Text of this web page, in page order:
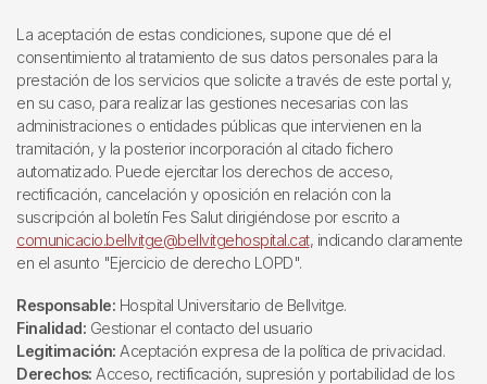
La aceptación de estas condiciones, supone que dé el
consentimiento al tratamiento de sus datos personales para la
prestación de los servicios que solicite a través de este portal y,
en su caso, para realizar las gestiones necesarias con las
administraciones o entidades públicas que intervienen en la
tramitación, y la posterior incorporación al citado fichero
automatizado. Puede ejercitar los derechos de acceso,
rectificación, cancelación y oposición en relación con la
suscripción al boletín Fes Salut dirigiéndose por escrito a
comunicacio.bellvitge@bellvitgehospital.cat, indicando claramente
en el asunto "Ejercicio de derecho LOPD".
Responsable: Hospital Universitario de Bellvitge.
Finalidad: Gestionar el contacto del usuario
Legitimación: Aceptación expresa de la política de privacidad.
Derechos: Acceso, rectificación, supresión y portabilidad de los